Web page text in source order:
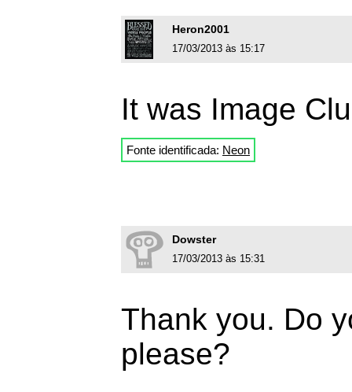
Heron2001
17/03/2013 às 15:17
It was Image
Fonte identificada: Neon
Dowster
17/03/2013 às 15:31
Thank you. Do
please?